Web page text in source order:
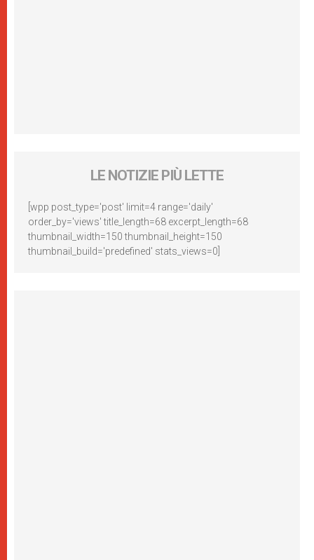
LE NOTIZIE PIÙ LETTE
[wpp post_type='post' limit=4 range='daily'
order_by='views' title_length=68 excerpt_length=68
thumbnail_width=150 thumbnail_height=150
thumbnail_build='predefined' stats_views=0]